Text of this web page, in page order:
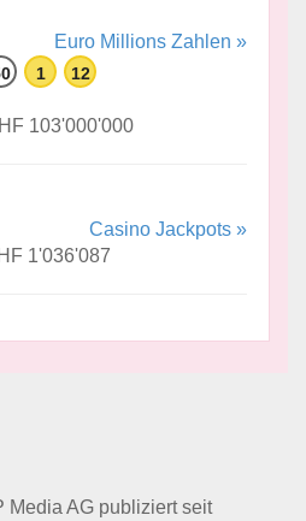
Euro Millions Zahlen »
1 12
103'000'000
Casino Jackpots »
1'036'087
Media AG publiziert seit